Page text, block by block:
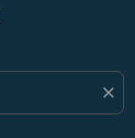
close